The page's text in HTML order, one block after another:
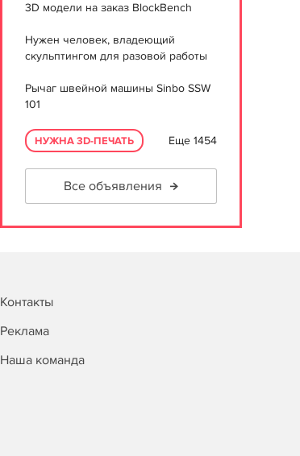
3D модели на заказ BlockBench
Нужен человек, владеющий
скульптингом для разовой работы
Рычаг швейной машины Sinbo SSW
101
НУЖНА 3D-ПЕЧАТЬ Еще 1454
Все объявления
Контакты
Реклама
Наша команда